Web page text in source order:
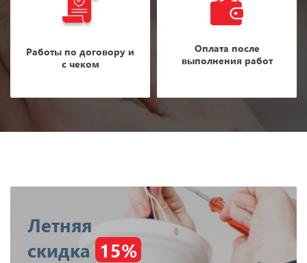
Работы по договору и
с чеком
Оплата после
выполнения работ
Летняя
скидка 15%